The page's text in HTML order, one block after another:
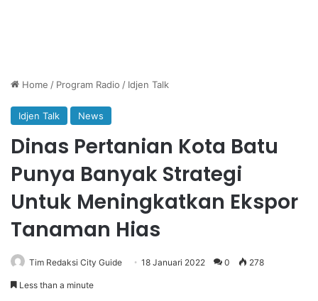
Home / Program Radio / Idjen Talk
Idjen Talk News
Dinas Pertanian Kota Batu
Punya Banyak Strategi
Untuk Meningkatkan Ekspor
Tanaman Hias
Tim Redaksi City Guide 18 Januari 2022 0 278
Less than a minute